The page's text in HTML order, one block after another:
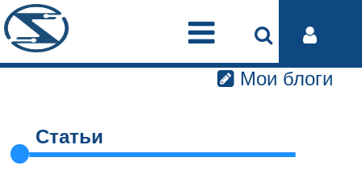
Мои блоги
Статьи